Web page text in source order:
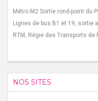
Métro M2 Sortie rond-point du
Lignes de bus B1 et 19, sortie
RTM, Régie des Transports de
NOS SITES